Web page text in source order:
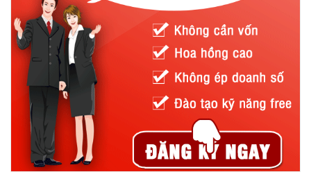
2.2. Găng tay phòng tay lạnh
Găng tay chống nhiệt độ thấp hay còn gọi là găng tay phòng
lạnh, được sử dụng trong môi trường thường xuyên tiếp xúc với
khí lạnh. Việc làm việc trong các môi trường lạnh dễ gây ra
những vấn đề sức khỏe nghiêm trọng như tê cóng tay, hạ thân
nhiệt hoặc suy hô hấp. Nên găng tay phòng lạnh ra đời giúp các
thao tác công việc trở nên trơn tru và đảm bảo an toàn sức
khỏe cho người lao động hơn.
Găng tay phòng lạnh được dệt từ các loại sợi có khả năng giữ
ấm cao trong môi trường dưới 0 độ như sợi Acrylic. Không chỉ
có găng tay chịu nhiệt độ cao, găng tay phòng lạnh cũng được